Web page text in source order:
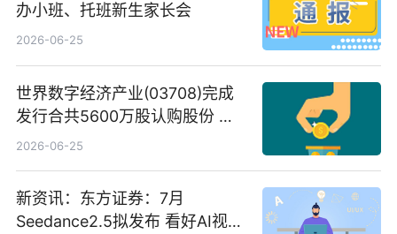
办小班、托班新生家长会
2026-06-25
世界数字经济产业(03708)完成
发行合共5600万股认购股份 净
筹约1007万港元 独家焦点
2026-06-25
新资讯：东方证券：7月
Seedance2.5拟发布 看好AI视频